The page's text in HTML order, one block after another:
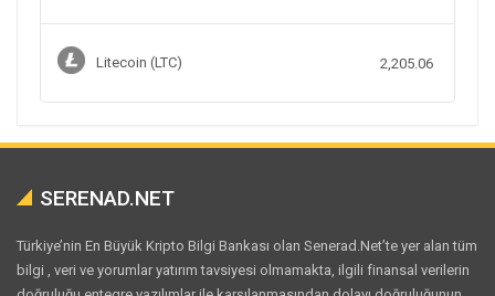
Litecoin (LTC) 2,205.06
SERENAD.NET
Türkiye’nin En Büyük Kripto Bilgi Bankası olan Senerad.Net’te yer alan tüm
bilgi , veri ve yorumlar yatırım tavsiyesi olmamakta, ilgili finansal verilerin